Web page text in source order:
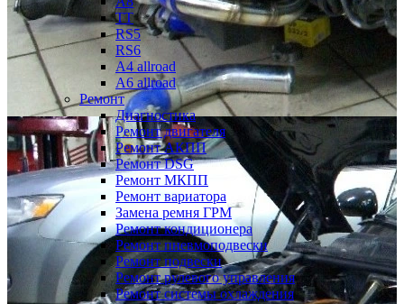
TT
RS5
RS6
A4 allroad
A6 allroad
Ремонт
Диагностика
Ремонт двигателя
Ремонт АКПП
Ремонт DSG
Ремонт МКПП
Ремонт вариатора
Замена ремня ГРМ
Ремонт кондиционера
Ремонт пневмоподвески
Ремонт подвески
Ремонт рулевого управления
Ремонт системы охлаждения